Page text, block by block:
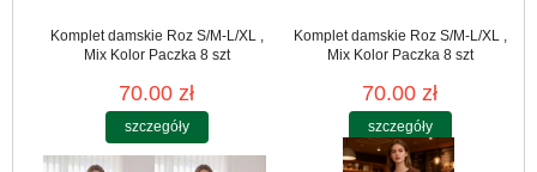
Komplet damskie Roz S/M-L/XL ,
Mix Kolor Paczka 8 szt
70.00 zł
szczegóły
Komplet damskie Roz S/M-L/XL ,
Mix Kolor Paczka 8 szt
70.00 zł
szczegóły